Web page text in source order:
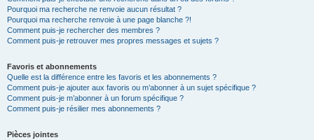
Pourquoi ma recherche ne renvoie aucun résultat ?
Pourquoi ma recherche renvoie à une page blanche ?!
Comment puis-je rechercher des membres ?
Comment puis-je retrouver mes propres messages et sujets ?
Favoris et abonnements
Quelle est la différence entre les favoris et les abonnements ?
Comment puis-je ajouter aux favoris ou m’abonner à un sujet spécifique ?
Comment puis-je m’abonner à un forum spécifique ?
Comment puis-je résilier mes abonnements ?
Pièces jointes